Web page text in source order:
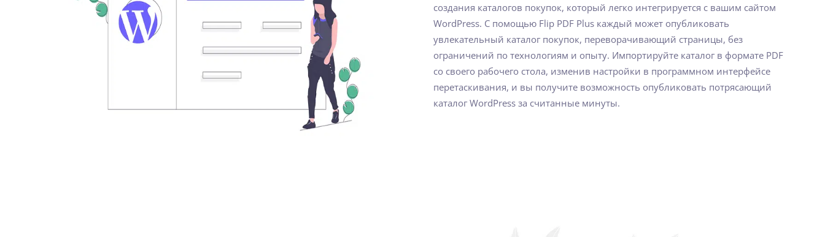
создания каталогов покупок, который легко интегрируется с вашим сайтом
WordPress. С помощью Flip PDF Plus каждый может опубликовать
увлекательный каталог покупок, переворачивающий страницы, без
ограничений по технологиям и опыту. Импортируйте каталог в формате PDF
со своего рабочего стола, изменив настройки в программном интерфейсе
перетаскивания, и вы получите возможность опубликовать потрясающий
каталог WordPress за считанные минуты.